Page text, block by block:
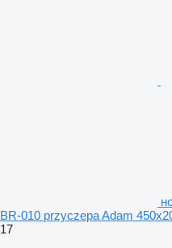
BR-010 przyczepa Adam
17